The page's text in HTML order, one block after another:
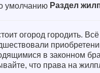
Раздел
огород городить.
в законном
что права на